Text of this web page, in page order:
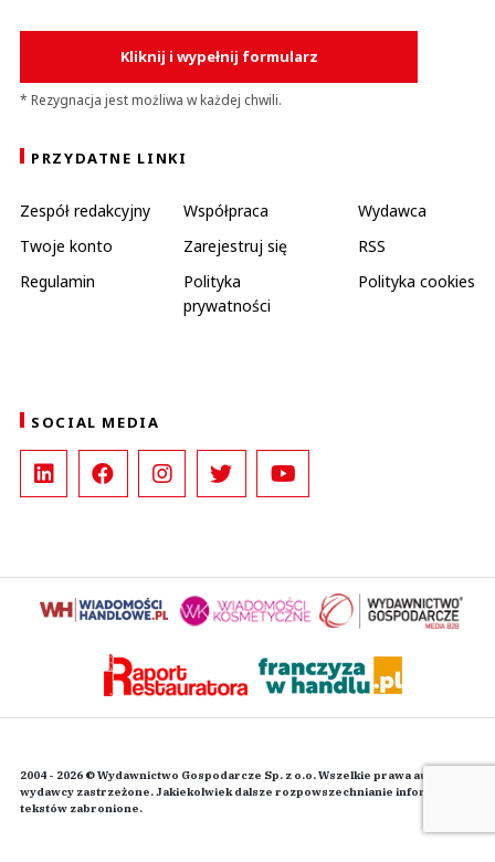
Kliknij i wypełnij formularz
* Rezygnacja jest możliwa w każdej chwili.
PRZYDATNE LINKI
Zespół redakcyjny Współpraca
Wydawca
Twoje konto
Zarejestruj się
RSS
Regulamin
Polityka
prywatności
Polityka cookies
SOCIAL MEDIA
2004 - 2026 © Wydawnictwo Gospodarcze Sp. z o.o. Wszelkie prawa autorskie
wydawcy zastrzeżone. Jakiekolwiek dalsze rozpowszechnianie informacji i
tekstów zabronione.